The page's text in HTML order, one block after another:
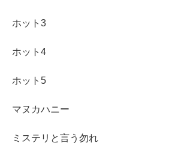
ホット3
ホット4
ホット5
マヌカハニー
ミステリと言う勿れ